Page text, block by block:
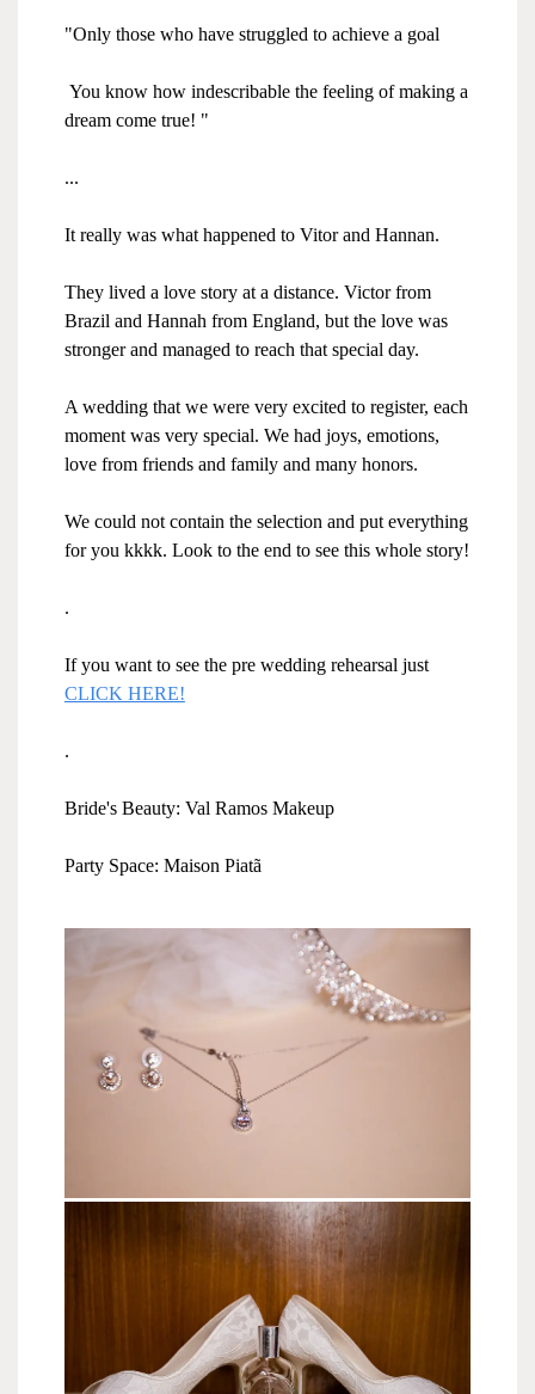
"Only those who have struggled to achieve a goal
You know how indescribable the feeling of making a
dream come true! "
...
It really was what happened to Vitor and Hannan.
They lived a love story at a distance. Victor from
Brazil and Hannah from England, but the love was
stronger and managed to reach that special day.
A wedding that we were very excited to register, each
moment was very special. We had joys, emotions,
love from friends and family and many honors.
We could not contain the selection and put everything
for you kkkk. Look to the end to see this whole story!
.
If you want to see the pre wedding rehearsal just
CLICK HERE!
.
Bride's Beauty: Val Ramos Makeup
Party Space: Maison Piatã